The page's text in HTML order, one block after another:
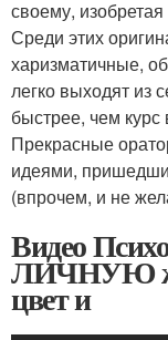
своему,
Среди этих
харизматичные,
легко выходят из
быстрее, чем
Прекрасные
идеями,
(впрочем, и не
Видео
ЛИЧНУЮ
цвет и